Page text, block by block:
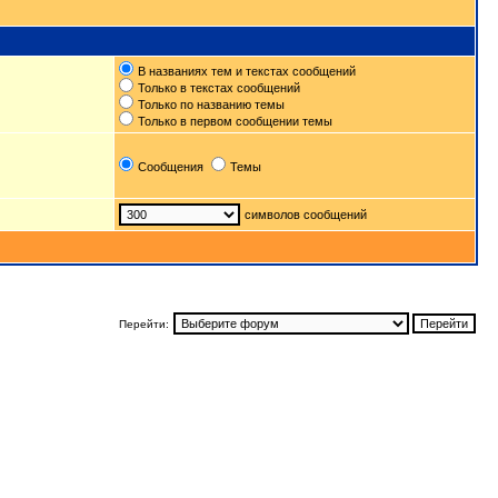
В названиях тем и текстах сообщений
Только в текстах сообщений
Только по названию темы
Только в первом сообщении темы
Сообщения Темы
символов сообщений
Перейти: